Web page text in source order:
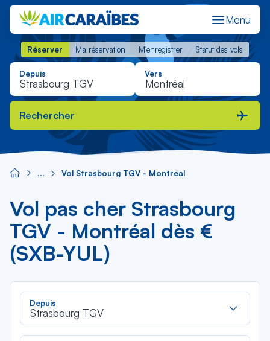
Menu
Réserver Ma réservation M'enregistrer Statut des vols
Réserver Ma réservation M'enregistrer Statut des vols
Depuis Vers
Rechercher
Vol Strasbourg TGV - Montréal
Vol pas cher Strasbourg
TGV - Montréal dès €
(SXB-YUL)
Depuis
Strasbourg TGV